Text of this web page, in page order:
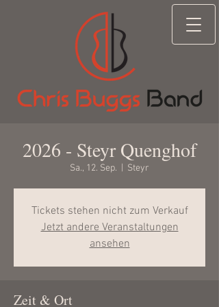
2026 - Steyr Quenghof
Sa., 12. Sep. Steyr
Tickets stehen nicht zum Verkauf
Jetzt andere Veranstaltungen
ansehen
Zeit & Ort